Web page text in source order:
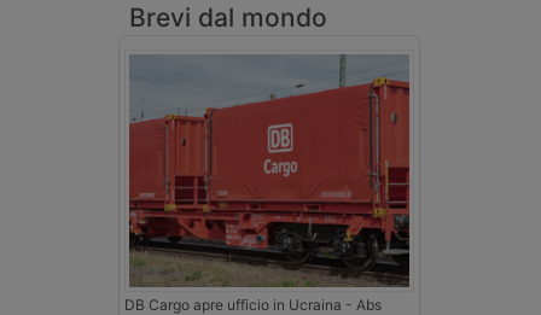
Brevi dal mondo
DB Cargo apre ufficio in Ucraina - Abs